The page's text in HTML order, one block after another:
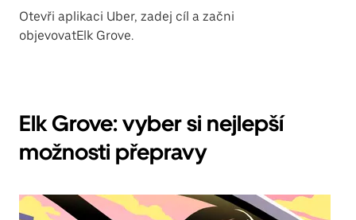
Otevři aplikaci Uber, zadej cíl a začni
objevovatElk Grove.
Elk Grove: vyber si nejlepší
možnosti přepravy